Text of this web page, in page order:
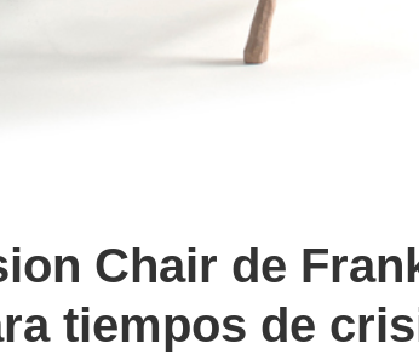
Chair de
tiempos de